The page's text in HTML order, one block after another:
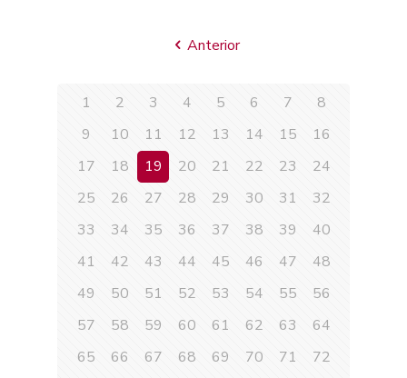
Anterior
1 2 3 4 5 6 7
8
9
10 11 12 13 14 15
16
17
18 19 20 21 22 23
24
25
26 27 28 29 30 31
32
33
34 35 36 37 38 39
40
41
42 43 44 45 46 47
48
49
50 51 52 53 54 55
56
57
58 59 60 61 62 63
64
65
66 67 68 69 70 71
72